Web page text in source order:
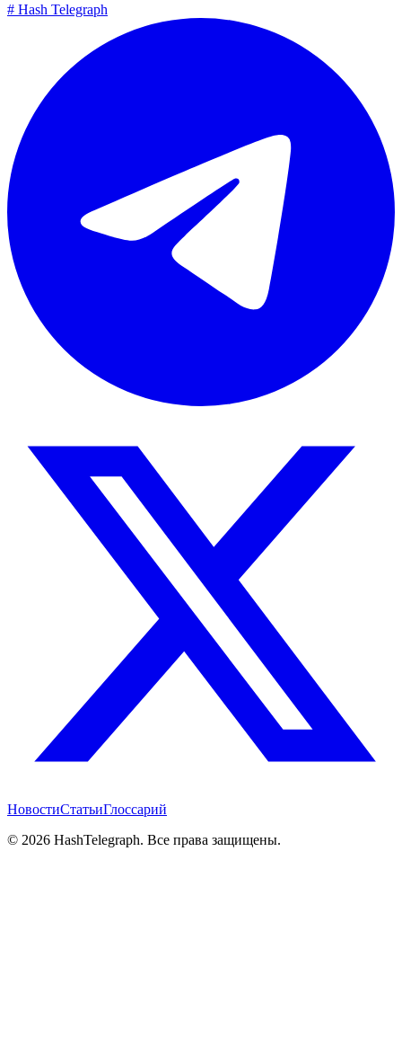
# Hash Telegraph
НовостиСтатьиГлоссарий
© 2026 HashTelegraph. Все права защищены.